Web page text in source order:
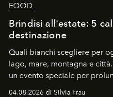
FOOD
Brindisi all'estate: 5
destinazione
Quali bianchi scegliere per
lago, mare, montagna e
un evento speciale per
04.08.2026 di Silvia Frau